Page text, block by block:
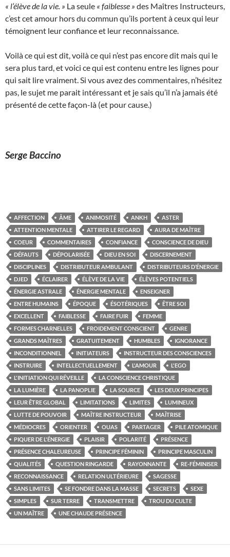
« l’élève de la vie. » La seule « faiblesse » des Maîtres Instructeurs,
c’est cet amour hors du commun qu’ils portent à ceux qui leur
témoignent leur confiance et leur reconnaissance.
Voilà ce qui est dit, voilà ce qui n’est pas encore dit mais qui le
sera plus tard, et voici ce qui est contenu entre les lignes pour
qui sait lire vraiment. Si vous avez des commentaires, n’hésitez
pas, le sujet me parait intéressant et je sais qu’il n’a jamais été
présenté de cette façon-là (et pour cause.)
Serge Baccino
AFFECTION ÂME ANIMOSITÉ ANKH
ASTER
ATTENTION MENTALE
ATTIRER LE REGARD
AURA DE MAÎTRE
COEUR
COMMENTAIRES CONFIANCE
CONSCIENCE DE DIEU
DÉFAUTS
DÉPOLARISÉE DIEU EN SOI
DISCERNEMENT
DISCIPLINES
DISTRIBUTEUR AMBULANT
DISTRIBUTEURS D’ÉNERGIE
DJED
ÉCLAIRER ÉLÈVE DE LA VIE
ÉLÈVES POTENTIELS
ÉNERGIE ASTRALE
ÉNERGIE MENTALE
ENSEIGNER
ENTRE HUMAINS
ÉPOQUE ÉSOTÉRIQUES
ÊTRE SOI
EXCELLENT
FAIBLESSE FAIRE FUIR
FEMME
FORMES CHARNELLES
FROIDEMENT CONSCIENT
GENRE
GRANDS MAÎTRES
GRATUITEMENT HUMBLES
IGNORANCE
INCONDITIONNEL
INITIATEURS
INSTRUCTEUR DES CONSCIENCES
INSTRUIRE
INTELLECTUELLEMENT L'AMOUR
L'EGO
L'INITIATION QUI RÉVEILLE
LA CONSCIENCE CHRISTIQUE
LA LUMIÈRE
LA PANOPLIE LA SOURCE
LES DEUX PRINCIPES
LEUR ÊTRE GLOBAL
LIMITATIONS LIMITES
LUMINEUX
LUTTE DE POUVOIR
MAÎTRE INSTRUCTEUR
MAÎTRISE
MÉDIOCRES
ORIENTER OUAS PARTAGER
PILE ATOMIQUE
PIQUER DE L'ÉNERGIE
PLAISIR POLARITÉ
PRÉSENCE
PRÉSENCE CHALEUREUSE
PRINCIPE FÉMININ
PRINCIPE MASCULIN
QUALITÉS
QUESTION RINGARDE RAYONNANTE
RE-FÉMINISER
RECONNAISSANCE
RELATION ULTÉRIEURE
SAGESSE
SANS LIMITES
SE FONDRE DANS LA MASSE SECRETS
SEXE
SIMPLES
SUR TERRE TRANSMETTRE
TROU DU CULTE
UN MAÎTRE
UNE CHAUDE PRÉSENCE